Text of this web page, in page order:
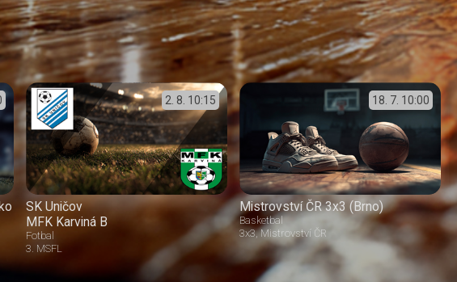
2. 8. 10:15
SK Uničov
MFK Karviná B
Fotbal
3. MSFL
18. 7. 10:00
Mistrovství ČR 3x3 (Brno)
Basketbal
3x3 Mistrovství ČR